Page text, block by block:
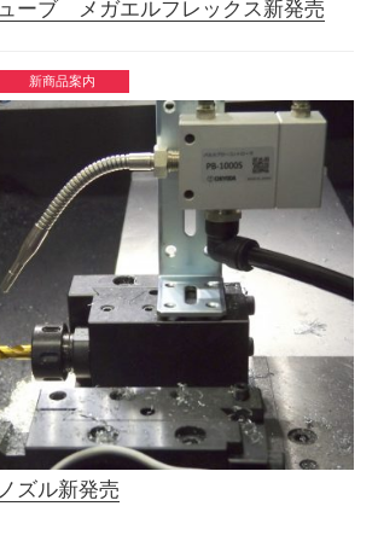
ーブ メガエルフレックス新発売
新商品案内
ズル新発売